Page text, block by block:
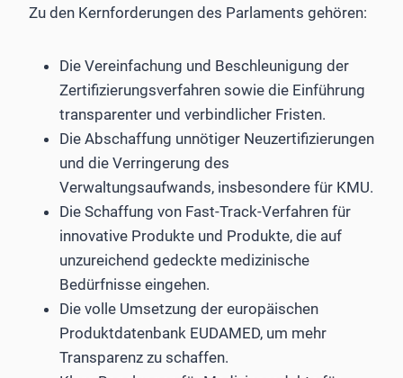
Zu den Kernforderungen des Parlaments gehören:
Die Vereinfachung und Beschleunigung der
Zertifizierungsverfahren sowie die Einführung
transparenter und verbindlicher Fristen.
Die Abschaffung unnötiger Neuzertifizierungen
und die Verringerung des
Verwaltungsaufwands, insbesondere für KMU.
Die Schaffung von Fast-Track-Verfahren für
innovative Produkte und Produkte, die auf
unzureichend gedeckte medizinische
Bedürfnisse eingehen.
Die volle Umsetzung der europäischen
Produktdatenbank EUDAMED, um mehr
Transparenz zu schaffen.